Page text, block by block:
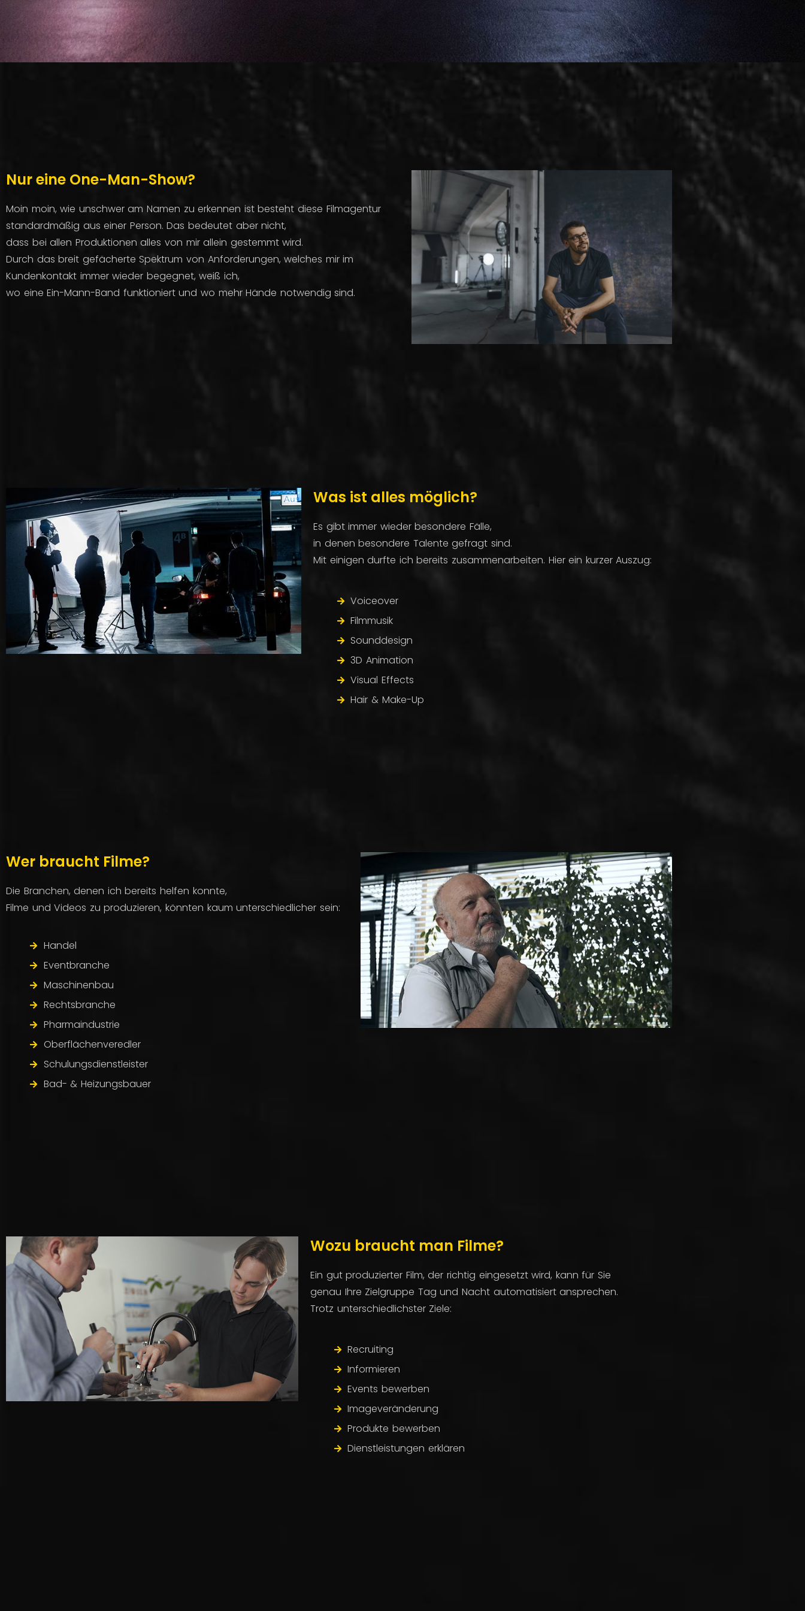
Nur eine One-Man-Show?
Moin moin, wie unschwer am Namen zu erkennen ist besteht diese Filmagentur
standardmäßig aus einer Person. Das bedeutet aber nicht,
dass bei allen Produktionen alles von mir allein gestemmt wird.
Durch das breit gefächerte Spektrum von Anforderungen,welches mir im
Kundenkontakt immer wieder begegnet, weiß ich,
wo eine Ein-Mann-Band funktioniert und wo mehr Hände notwendig sind.
Was ist alles möglich?
Es gibt immer wieder besondere Fälle,
in denen besondere Talente gefragt sind.
Mit einigen durfte ich bereits zusammenarbeiten. Hier ein kurzer Auszug:
Voiceover
Filmmusik
Sounddesign
3D Animation
Visual Effects
Hair & Make-Up
Wer braucht Filme?
Die Branchen, denen ich bereits helfen konnte,
Filme und Videos zu produzieren, könnten kaum unterschiedlicher sein:
Handel
Eventbranche
Maschinenbau
Rechtsbranche
Pharmaindustrie
Oberflächenveredler
Schulungsdienstleister
Bad- & Heizungsbauer
Wozu braucht man Filme?
Ein gut produzierter Film, der richtig eingesetzt wird, kann für Sie
genau Ihre Zielgruppe Tag und Nacht automatisiert ansprechen.
Trotz unterschiedlichster Ziele:
Recruiting
Informieren
Events bewerben
Imageveränderung
Produkte bewerben
Dienstleistungen erklären